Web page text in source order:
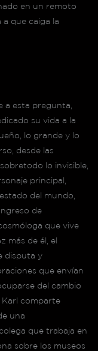
en un remoto
que caiga la
a esta pregunta,
su vida a la
lo grande y lo
desde las
lo invisible,
principal,
del mundo,
de
que vive
más de él, el
disputa y
que envían
del cambio
comparte
una
que trabaja en
sobre los museos